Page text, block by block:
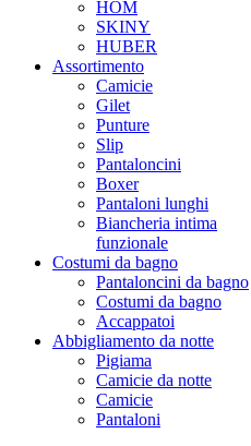
HOM
SKINY
HUBER
Assortimento
Camicie
Gilet
Punture
Slip
Pantaloncini
Boxer
Pantaloni lunghi
Biancheria intima
funzionale
Costumi da bagno
Pantaloncini da bagno
Costumi da bagno
Accappatoi
Abbigliamento da notte
Pigiama
Camicie da notte
Camicie
Pantaloni